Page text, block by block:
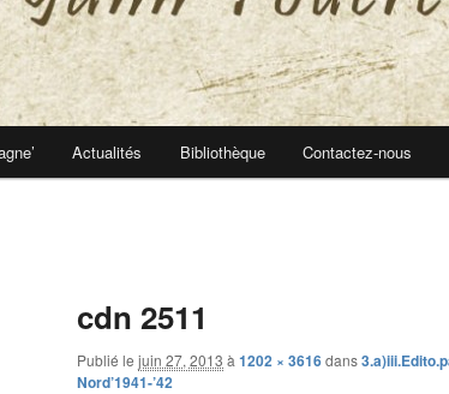
Actualités Bibliothèque Contactez-nous
cdn 2511
Publié le juin 27, 2013 à 1202 × 3616dans
Nord’1941-’42